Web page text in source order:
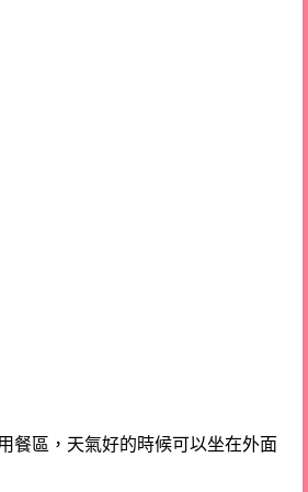
餐區，天氣好的時候可以坐在外面